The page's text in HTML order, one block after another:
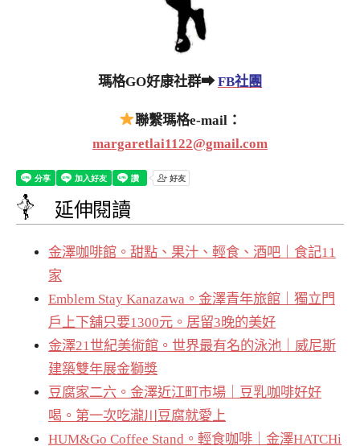
瑪格GO好康社群➡FB社團
聯繫瑪格e-mail：
margaretlai1122@gmail.com
延伸閱讀
金澤咖啡館。甜點、果汁、輕食、酒吧｜食記11
家
Emblem Stay Kanazawa。金澤青年旅館｜獨立門
戶上下舖只要1300元。居留3晚的美好
金澤21世紀美術館。世界最有名的泳池｜威尼斯
建築雙年展金獅獎
豆腐家二六。金澤近江町市場｜豆乳咖啡好好
喝。第一次吃瀧川豆腐就愛上
HUM&Go Coffee Stand。輕食咖啡｜金澤HATCHi